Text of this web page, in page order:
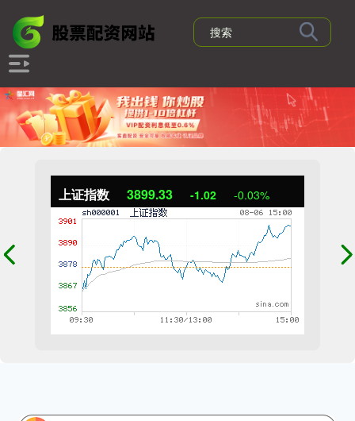
上证指数 3899.33 -1.02 -0.03%